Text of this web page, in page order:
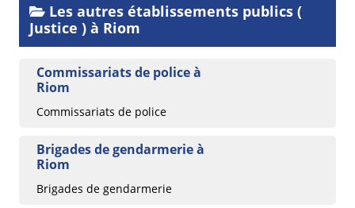
Les autres établissements publics (
Justice ) à Riom
Commissariats de police à
Riom
Commissariats de police
Brigades de gendarmerie à
Riom
Brigades de gendarmerie